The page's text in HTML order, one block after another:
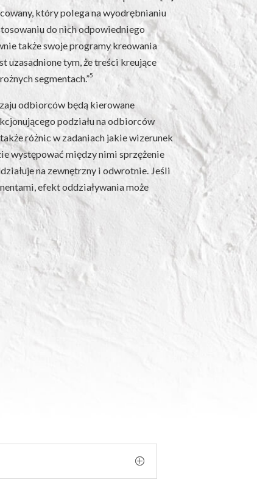
który polega na wyodrębnianiu
do nich odpowiedniego
także swoje programy kreowania
uzasadnione tym, że treści kreujące
segmentach.”5
odbiorców będą kierowane
podziału na odbiorców
różnic w zadaniach jakie wizerunek
występować między nimi sprzężenie
na zewnętrzny i odwrotnie. Jeśli
efekt oddziaływania może